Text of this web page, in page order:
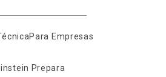
Para Empresas
Prepara